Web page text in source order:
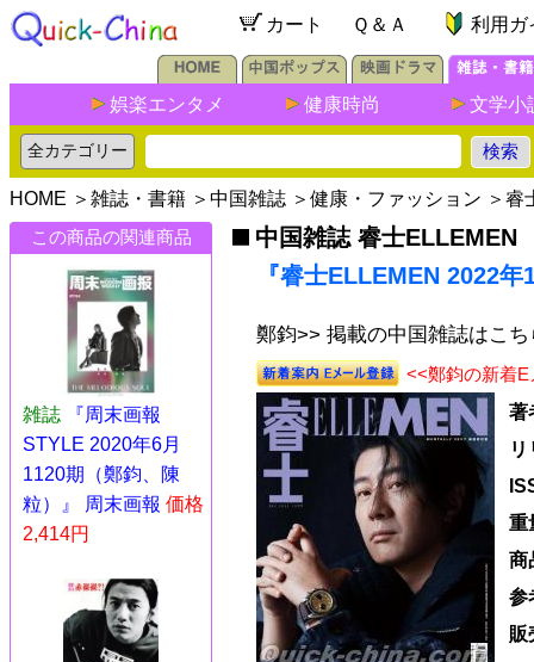
カート Ｑ＆Ａ 利用ガ
娯楽エンタメ 健康時尚 文学小
HOME ＞ 雑誌・書籍 ＞ 中国雑誌 ＞ 健康・ファッション ＞ 睿
この商品の関連商品
雑誌
『周末画報
STYLE 2020年6月
1120期（鄭鈞、陳
粒）』 周末画報 価格
2,414円
中国雑誌 睿士ELLEMEN
『睿士ELLEMEN 2022
鄭鈞>> 掲載の中国雑誌はこち
<<鄭鈞の新着
著
重
商
参
販